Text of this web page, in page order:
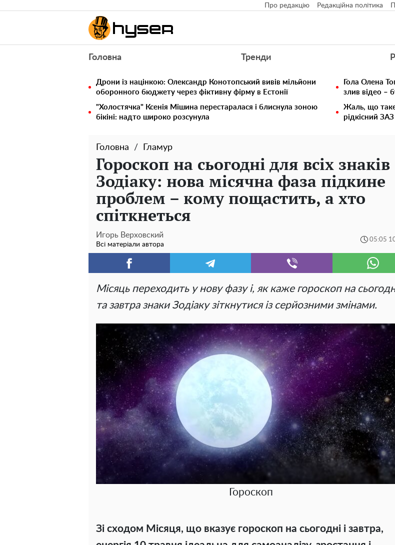
Про редакцію Редакційна політика
Головна Тренди
Дрони із націнкою: Олександр Конотопський вивів мільйони
оборонного бюджету через фіктивну фірму в Естонії
Гола Олена
злив відео –
"Холостячка" Ксенія Мішина перестаралася і блиснула зоною
бікіні: надто широко розсунула
Жаль, що таке
рідкісний ЗАЗ
Головна Гламур
Гороскоп на сьогодні для всіх знаків
Зодіаку: нова місячна фаза підкине
проблем – кому пощастить, а хто
спіткнеться
Игорь Верховский
Всі матеріали автора
05:05
Місяць переходить у нову фазу і, як каже гороскоп на
та завтра знаки Зодіаку зіткнутися із серйозними змінами.
Гороскоп
Зі сходом Місяця, що вказує гороскоп на сьогодні і завтра,